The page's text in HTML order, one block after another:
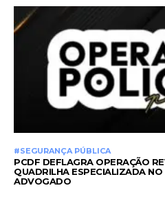
#SEGURANÇA PÚBLICA
PCDF DEFLAGRA OPERAÇÃO
QUADRILHA ESPECIALIZADA
ADVOGADO